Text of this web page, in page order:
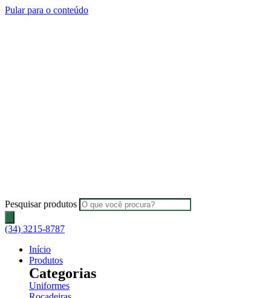
Pular para o conteúdo
Pesquisar produtos
(34) 3215-8787
Início
Produtos
Categorias
Uniformes